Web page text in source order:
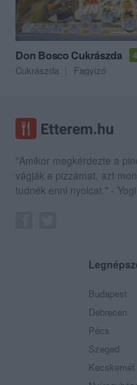
Don Bosco Cukrászda
Cukrászda Fagyizó
"Amikor megkérdezte a
vágják a pizzámat, azt
tudnék enni nyolcat." -
Budapest
Debrecen
Pécs
Szeged
Kecskemét